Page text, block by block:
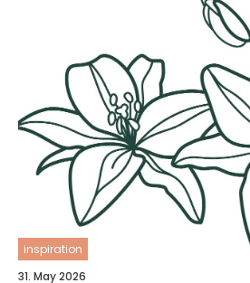
inspiration
31. May 2026